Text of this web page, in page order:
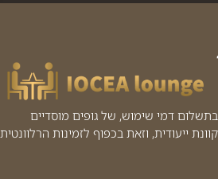
דמי שימוש, של גופים מוסדיים
ייעודית, וזאת בכפוף לזמינות הרלוונטית